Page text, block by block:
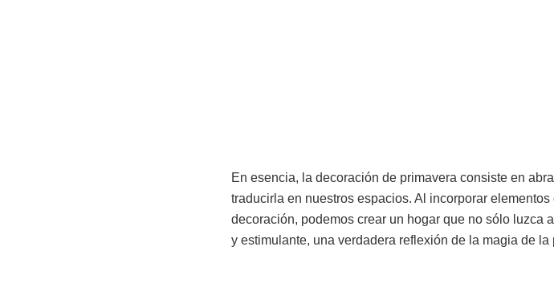
En esencia, la decoración de primavera consiste en
traducirla en nuestros espacios. Al incorporar
decoración, podemos crear un hogar que no sólo luzca
y estimulante, una verdadera reflexión de la magia de la